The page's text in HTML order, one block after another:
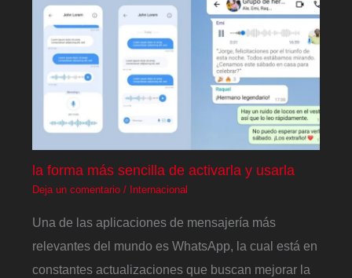
la forma más sencilla de activarla y usarla
Deja un comentario / Internacional
Una de las aplicaciones de mensajería más
relevantes del mundo es WhatsApp, la cual está en
constantes actualizaciones que buscan mejorar la